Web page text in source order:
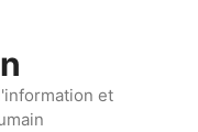
et